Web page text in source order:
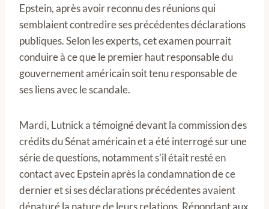
Epstein, après avoir reconnu des réunions qui
semblaient contredire ses précédentes déclarations
publiques. Selon les experts, cet examen pourrait
conduire à ce que le premier haut responsable du
gouvernement américain soit tenu responsable de
ses liens avec le scandale.
Mardi, Lutnick a témoigné devant la commission des
crédits du Sénat américain et a été interrogé sur une
série de questions, notamment s'il était resté en
contact avec Epstein après la condamnation de ce
dernier et si ses déclarations précédentes avaient
dénaturé la nature de leurs relations. Répondant aux